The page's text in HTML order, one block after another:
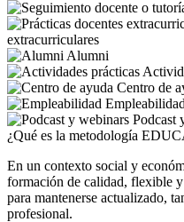
extracurriculares
Alumni
Centro de
Podcast
¿Qué es la metodología
En un contexto social y
formación de calidad, flexible
para mantenerse actualizado,
profesional.